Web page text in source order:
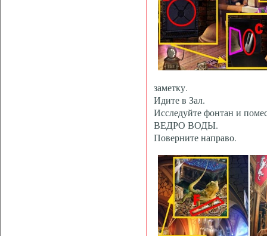
заметку.
Идите в Зал.
Исследуйте фонтан и
ВЕДРО ВОДЫ.
Поверните направо.